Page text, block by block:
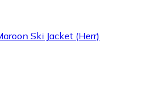
Ski Jacket (Herr)